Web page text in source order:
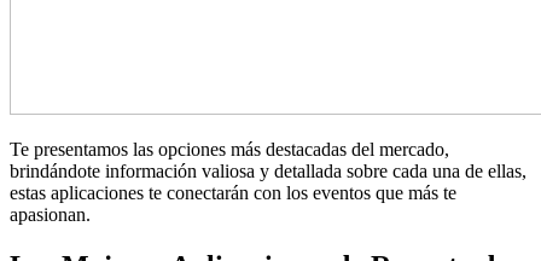
Te presentamos las opciones más destacadas del mercado,
brindándote información valiosa y detallada sobre cada una de ellas,
estas aplicaciones te conectarán con los eventos que más te
apasionan.